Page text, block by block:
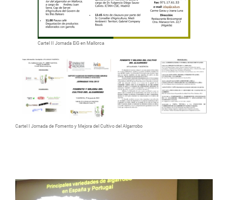
Cartel II Jornada EiG en Mallorca
Cartel I Jornada de Fomento y Mejora del Cultivo del Algarrobo